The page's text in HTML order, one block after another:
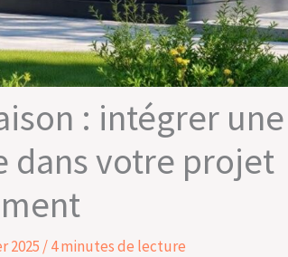
: intégrer
dans votre projet
2025 /4 minutes de lecture